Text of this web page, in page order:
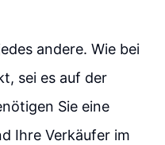
andere. Wie bei
sei es auf der
Sie eine
Ihre Verkäufer im